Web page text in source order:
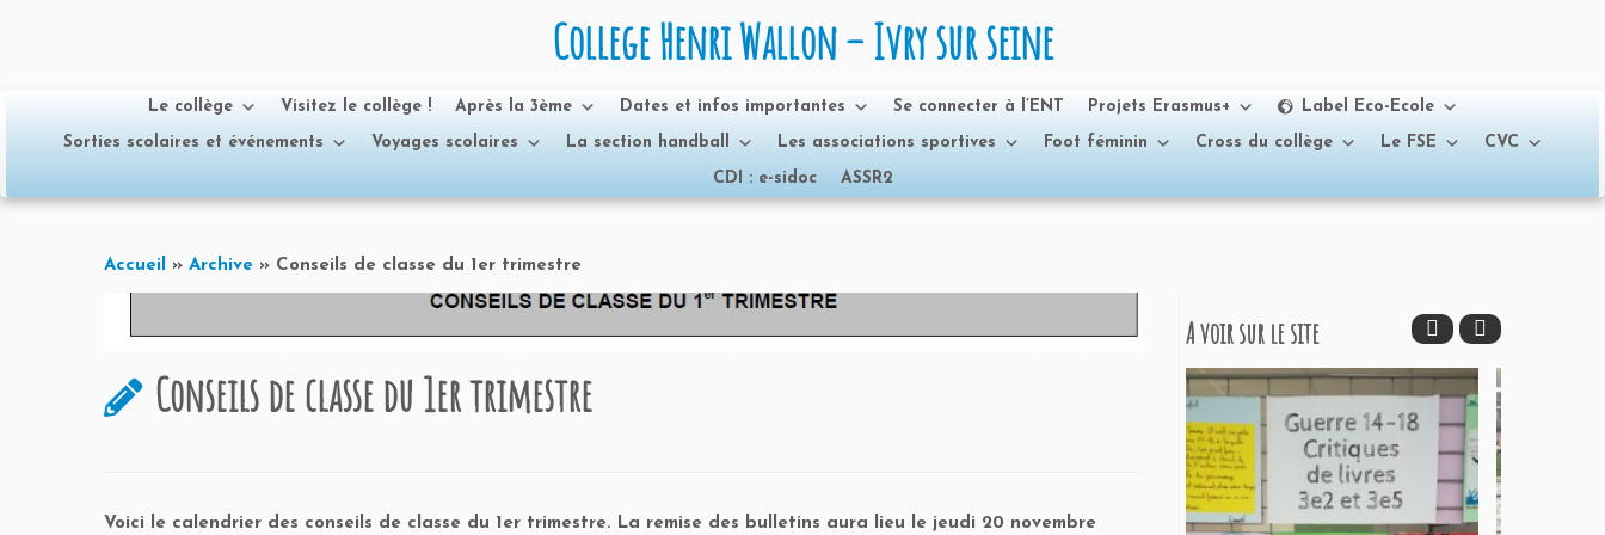
College Henri Wallon – Ivry sur seine
Le collège Visitez le collège ! Après la 3ème Dates et infos importantes Se connecter à l’ENT Projets Erasmus+
Label Eco-Ecole
Sorties scolaires et événements
Voyages scolaires La section handball Les associations sportives Foot féminin Cross du collège Le FSE
CVC
CDI : e-sidoc
ASSR2
Accueil » Archive » Conseils de classe du 1er trimestre
Conseils de classe du 1er trimestre
Voici le calendrier des conseils de classe du 1er trimestre. La remise des bulletins aura lieu le jeudi 20 novembre
A voir sur le site